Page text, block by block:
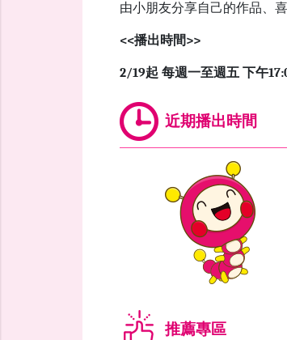
由小朋友分享自己的作品、
<<播出時間>>
2/19起 每週一至週五 下午
近期播出時間
推薦專區